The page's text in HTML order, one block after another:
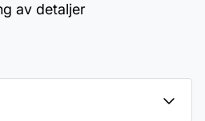
av detaljer